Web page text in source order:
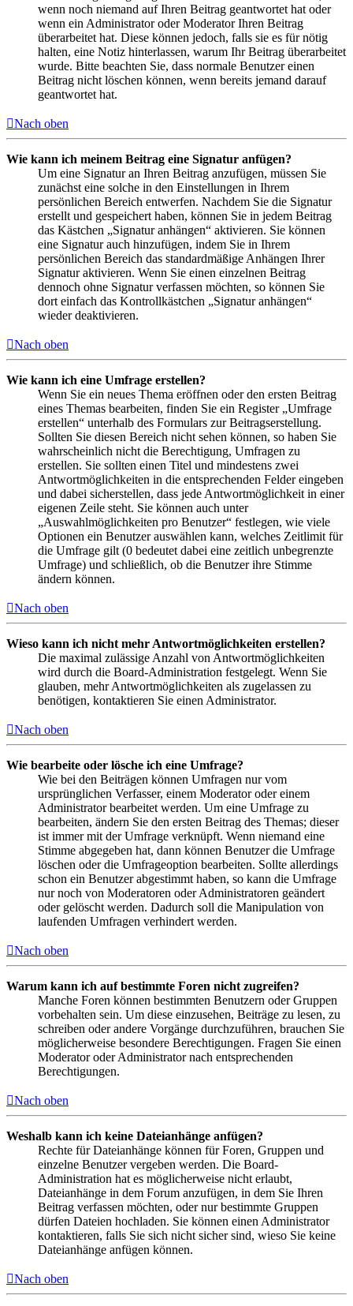
wenn noch niemand auf Ihren Beitrag geantwortet hat oder
wenn ein Administrator oder Moderator Ihren Beitrag
überarbeitet hat. Diese können jedoch, falls sie es für nötig
halten, eine Notiz hinterlassen, warum Ihr Beitrag überarbeitet
wurde. Bitte beachten Sie, dass normale Benutzer einen
Beitrag nicht löschen können, wenn bereits jemand darauf
geantwortet hat.
Nach oben
Wie kann ich meinem Beitrag eine Signatur anfügen?
Um eine Signatur an Ihren Beitrag anzufügen, müssen Sie
zunächst eine solche in den Einstellungen in Ihrem
persönlichen Bereich entwerfen. Nachdem Sie die Signatur
erstellt und gespeichert haben, können Sie in jedem Beitrag
das Kästchen „Signatur anhängen“ aktivieren. Sie können
eine Signatur auch hinzufügen, indem Sie in Ihrem
persönlichen Bereich das standardmäßige Anhängen Ihrer
Signatur aktivieren. Wenn Sie einen einzelnen Beitrag
dennoch ohne Signatur verfassen möchten, so können Sie
dort einfach das Kontrollkästchen „Signatur anhängen“
wieder deaktivieren.
Nach oben
Wie kann ich eine Umfrage erstellen?
Wenn Sie ein neues Thema eröffnen oder den ersten Beitrag
eines Themas bearbeiten, finden Sie ein Register „Umfrage
erstellen“ unterhalb des Formulars zur Beitragserstellung.
Sollten Sie diesen Bereich nicht sehen können, so haben Sie
wahrscheinlich nicht die Berechtigung, Umfragen zu
erstellen. Sie sollten einen Titel und mindestens zwei
Antwortmöglichkeiten in die entsprechenden Felder eingeben
und dabei sicherstellen, dass jede Antwortmöglichkeit in einer
eigenen Zeile steht. Sie können auch unter
„Auswahlmöglichkeiten pro Benutzer“ festlegen, wie viele
Optionen ein Benutzer auswählen kann, welches Zeitlimit für
die Umfrage gilt (0 bedeutet dabei eine zeitlich unbegrenzte
Umfrage) und schließlich, ob die Benutzer ihre Stimme
ändern können.
Nach oben
Wieso kann ich nicht mehr Antwortmöglichkeiten erstellen?
Die maximal zulässige Anzahl von Antwortmöglichkeiten
wird durch die Board-Administration festgelegt. Wenn Sie
glauben, mehr Antwortmöglichkeiten als zugelassen zu
benötigen, kontaktieren Sie einen Administrator.
Nach oben
Wie bearbeite oder lösche ich eine Umfrage?
Wie bei den Beiträgen können Umfragen nur vom
ursprünglichen Verfasser, einem Moderator oder einem
Administrator bearbeitet werden. Um eine Umfrage zu
bearbeiten, ändern Sie den ersten Beitrag des Themas; dieser
ist immer mit der Umfrage verknüpft. Wenn niemand eine
Stimme abgegeben hat, dann können Benutzer die Umfrage
löschen oder die Umfrageoption bearbeiten. Sollte allerdings
schon ein Benutzer abgestimmt haben, so kann die Umfrage
nur noch von Moderatoren oder Administratoren geändert
oder gelöscht werden. Dadurch soll die Manipulation von
laufenden Umfragen verhindert werden.
Nach oben
Warum kann ich auf bestimmte Foren nicht zugreifen?
Manche Foren können bestimmten Benutzern oder Gruppen
vorbehalten sein. Um diese einzusehen, Beiträge zu lesen, zu
schreiben oder andere Vorgänge durchzuführen, brauchen Sie
möglicherweise besondere Berechtigungen. Fragen Sie einen
Moderator oder Administrator nach entsprechenden
Berechtigungen.
Nach oben
Weshalb kann ich keine Dateianhänge anfügen?
Rechte für Dateianhänge können für Foren, Gruppen und
einzelne Benutzer vergeben werden. Die Board-
Administration hat es möglicherweise nicht erlaubt,
Dateianhänge in dem Forum anzufügen, in dem Sie Ihren
Beitrag verfassen möchten, oder nur bestimmte Gruppen
dürfen Dateien hochladen. Sie können einen Administrator
kontaktieren, falls Sie sich nicht sicher sind, wieso Sie keine
Dateianhänge anfügen können.
Nach oben